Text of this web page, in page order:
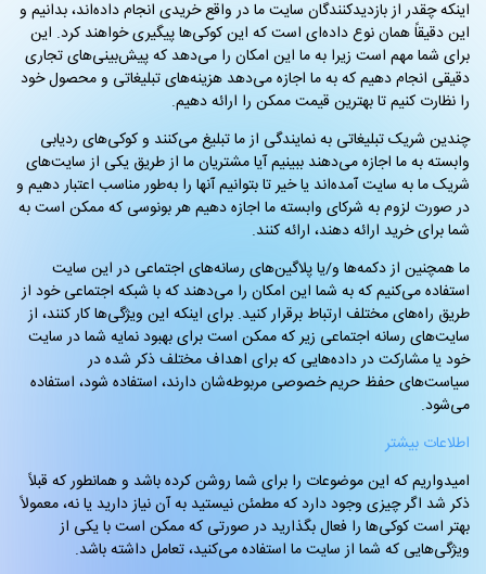
اینکه چقدر از بازدیدکنندگان سایت ما در واقع خریدی انجام داده‌اند، بدانیم و
این دقیقاً همان نوع داده‌ای است که این کوکی‌ها پیگیری خواهند کرد. این
برای شما مهم است زیرا به ما این امکان را می‌دهد که پیش‌بینی‌های تجاری
دقیقی انجام دهیم که به ما اجازه می‌دهد هزینه‌های تبلیغاتی و محصول خود
را نظارت کنیم تا بهترین قیمت ممکن را ارائه دهیم.
چندین شریک تبلیغاتی به نمایندگی از ما تبلیغ می‌کنند و کوکی‌های ردیابی
وابسته به ما اجازه می‌دهند ببینیم آیا مشتریان ما از طریق یکی از سایت‌های
شریک ما به سایت آمده‌اند یا خیر تا بتوانیم آنها را به‌طور مناسب اعتبار دهیم و
در صورت لزوم به شرکای وابسته ما اجازه دهیم هر بونوسی که ممکن است به
شما برای خرید ارائه دهند، ارائه کنند.
ما همچنین از دکمه‌ها و/یا پلاگین‌های رسانه‌های اجتماعی در این سایت
استفاده می‌کنیم که به شما این امکان را می‌دهند که با شبکه اجتماعی خود از
طریق راه‌های مختلف ارتباط برقرار کنید. برای اینکه این ویژگی‌ها کار کنند، از
سایت‌های رسانه اجتماعی زیر که ممکن است برای بهبود نمایه شما در سایت
خود یا مشارکت در داده‌هایی که برای اهداف مختلف ذکر شده در
سیاست‌های حفظ حریم خصوصی مربوطه‌شان دارند، استفاده شود، استفاده
می‌شود.
اطلاعات بیشتر
امیدواریم که این موضوعات را برای شما روشن کرده باشد و همانطور که قبلاً
ذکر شد اگر چیزی وجود دارد که مطمئن نیستید به آن نیاز دارید یا نه، معمولاً
بهتر است کوکی‌ها را فعال بگذارید در صورتی که ممکن است با یکی از
ویژگی‌هایی که شما از سایت ما استفاده می‌کنید، تعامل داشته باشد.